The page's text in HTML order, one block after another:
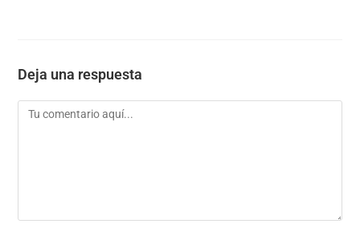
Deja una respuesta